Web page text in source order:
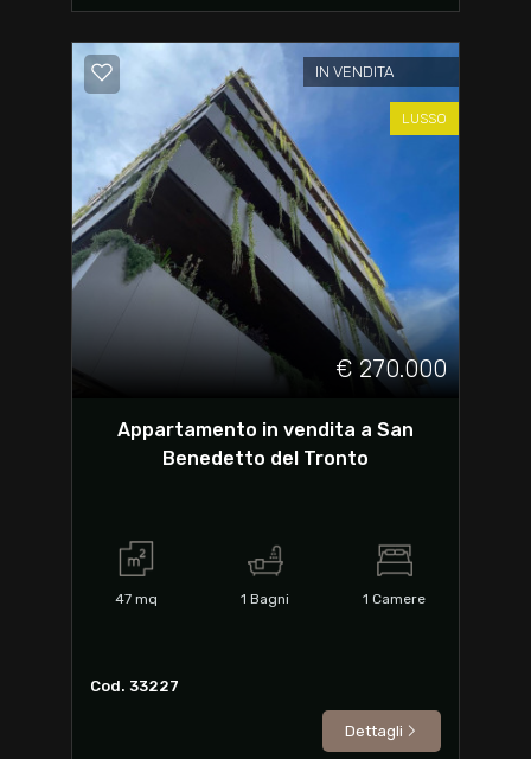
IN VENDITA
LUSSO
€ 270.000
Appartamento in vendita a San
Benedetto del Tronto
47 mq 1 Bagni 1 Camere
Cod. 33227
Dettagli